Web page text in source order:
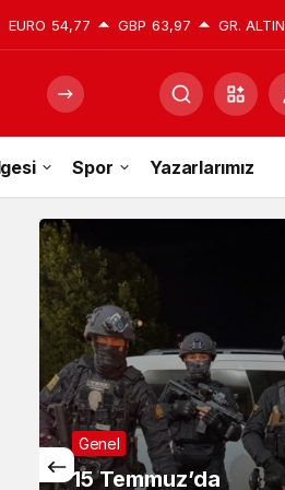
EURO 54,77 GBP 63,97 GR. ALTIN
Spor Yazarlarımız
Gündüz Modu
Gündüz modunu seçin.
Gece Modu
Gece modunu seçin.